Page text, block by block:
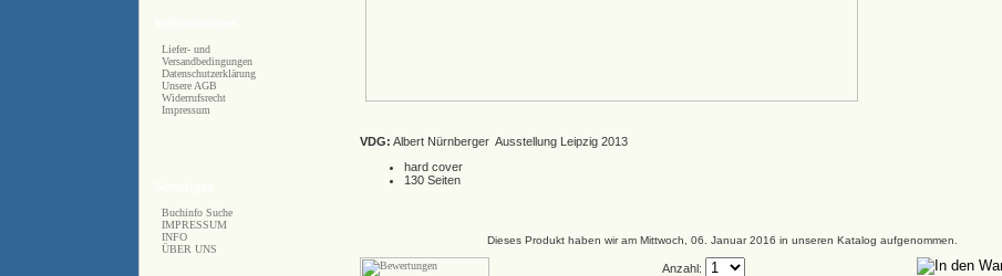
Liefer- und
Versandbedingungen
Datenschutzerklärung
Unsere AGB
Widerrufsrecht
Impressum
Buchinfo Suche
IMPRESSUM
INFO
ÜBER UNS
VDG: Albert Nürnberger Ausstellung Leipzig 2013
hard cover
130 Seiten
Dieses Produkt haben wir am Mittwoch, 06. Januar 2016 in unseren Katalog aufgenommen.
Anzahl: